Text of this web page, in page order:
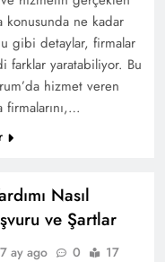
konusunda ne kadar
gibi detaylar, firmalar
farklar yaratabiliyor. Bu
hizmet veren
firmalarını,…
Nasıl
ve Şartlar
7 ay ago 0
17